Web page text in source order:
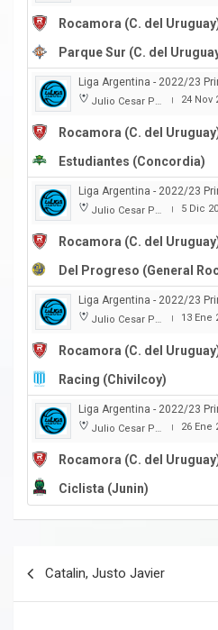
Rocamora (C. del
Parque Sur (C. del
Liga Argentina - 2022/23
Julio Cesar Paccagnella | 24 Nov
Rocamora (C. del
Estudiantes (Concordia)
Liga Argentina - 2022/23
Julio Cesar Paccagnella | 5 Dic
Rocamora (C. del
Del Progreso (General
Liga Argentina - 2022/23
Julio Cesar Paccagnella | 13 Ene
Rocamora (C. del
Racing (Chivilcoy)
Liga Argentina - 2022/23
Julio Cesar Paccagnella | 26 Ene
Rocamora (C. del
Ciclista (Junin)
Catalin, Justo Javier